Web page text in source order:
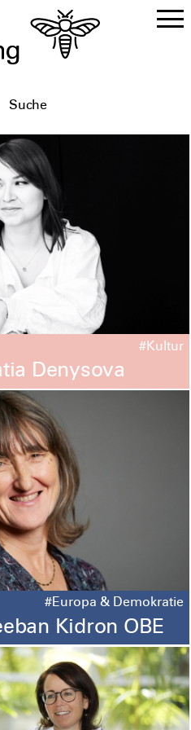
#Kultur
Denysova
#Europa & Demokratie
Kidron OBE